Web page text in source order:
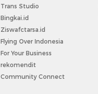
Trans Studio
Bingkai.id
Ziswafctarsa.id
Flying Over Indonesia
For Your Business
rekomendit
Community Connect